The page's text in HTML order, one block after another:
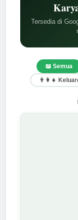
Tersedia di
📖 Semua
👨‍👩‍👧